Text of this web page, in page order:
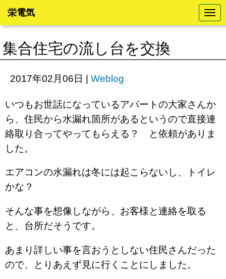
N
a
v
t
栄電気
集合住宅の流し台を交換
2017年02月06日 | Weblog
いつもお世話になっているアパートの大家さんか
ら、住民から水漏れ箇所があるというので直接連
絡取り合ってやってもらえる？ と依頼がありま
した。
エアコンの水漏れは冬には起こらないし、トイレ
かな？
そんな事を想像しながら、お客様と連絡を取る
と、台所だそうです。
あまり詳しい事を言おうとしない住民さんだった
ので、とりあえず見に行くことにしました。